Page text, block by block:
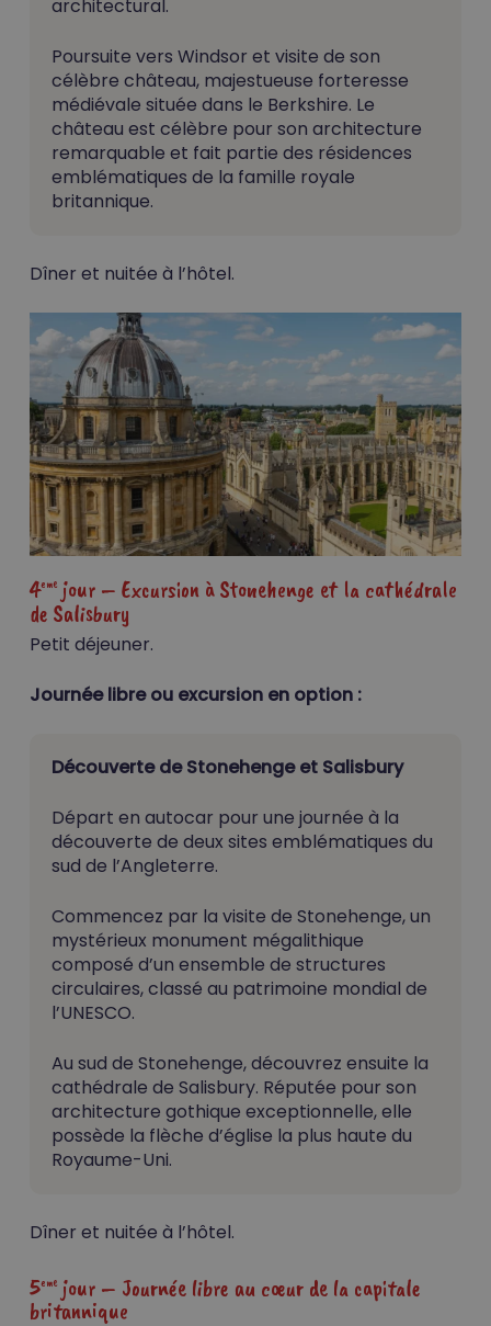
architectural.
Poursuite vers Windsor et visite de son
célèbre château, majestueuse forteresse
médiévale située dans le Berkshire. Le
château est célèbre pour son architecture
remarquable et fait partie des résidences
emblématiques de la famille royale
britannique.
Dîner et nuitée à l’hôtel.
4emejour – Excursion à Stonehenge et la cathédrale
de Salisbury
Petit déjeuner.
Journée libre ou excursion en option :
Découverte de Stonehenge et Salisbury
Départ en autocar pour une journée à la
découverte de deux sites emblématiques du
sud de l’Angleterre.
Commencez par la visite de Stonehenge, un
mystérieux monument mégalithique
composé d’un ensemble de structures
circulaires, classé au patrimoine mondial de
l’UNESCO.
Au sud de Stonehenge, découvrez ensuite la
cathédrale de Salisbury. Réputée pour son
architecture gothique exceptionnelle, elle
possède la flèche d’église la plus haute du
Royaume-Uni.
Dîner et nuitée à l’hôtel.
5emejour – Journée libre au cœur de la capitale
britannique